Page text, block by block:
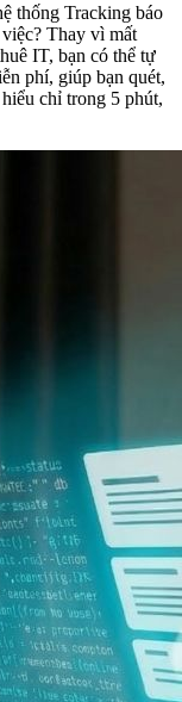
thống Tracking báo
Thay vì mất
IT, bạn có thể tự
phí, giúp bạn quét,
chỉ trong 5 phút,